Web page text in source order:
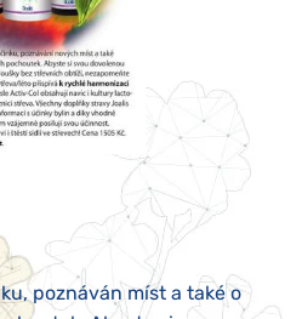
poznáván míst a také o